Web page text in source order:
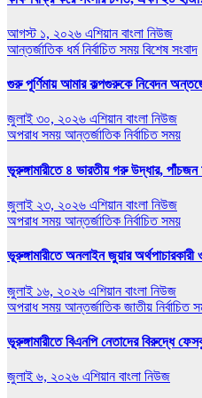
আগস্ট ১, ২০২৬ এশিয়ান বাংলা নিউজ
আন্তর্জাতিক ধর্মনির্বাচিত সময় বিশেষ সংবাদ
গুরু পূর্ণিমায় আমার কল্পগুরুকে নিবেদন
জুলাই ৩০, ২০২৬ এশিয়ান বাংলা নিউজ
অপরাধ সময় আন্তর্জাতিক নির্বাচিত সময়
ভূরুঙ্গামারীতে ৪ ভারতীয় গরু উদ্ধার,
জুলাই ২৩, ২০২৬ এশিয়ান বাংলা নিউজ
অপরাধ সময় আন্তর্জাতিক নির্বাচিত সময়
ভূরুঙ্গামারীতে অনলাইন জুয়ার
জুলাই ১৬, ২০২৬ এশিয়ান বাংলা নিউজ
অপরাধ সময় আন্তর্জাতিক জাতীয় নির্বাচিত
ভূরুঙ্গামারীতে বিএনপি নেতাদের বিরুদ্ধে
জুলাই ৬, ২০২৬ এশিয়ান বাংলা নিউজ